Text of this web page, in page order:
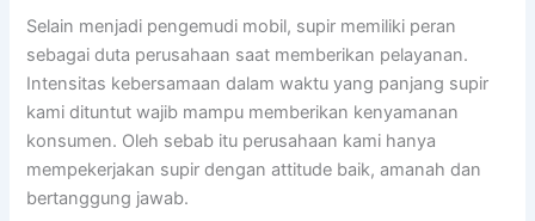
Selain menjadi pengemudi mobil, supir memiliki peran
sebagai duta perusahaan saat memberikan pelayanan.
Intensitas kebersamaan dalam waktu yang panjang supir
kami dituntut wajib mampu memberikan kenyamanan
konsumen. Oleh sebab itu perusahaan kami hanya
mempekerjakan supir dengan attitude baik, amanah dan
bertanggung jawab.